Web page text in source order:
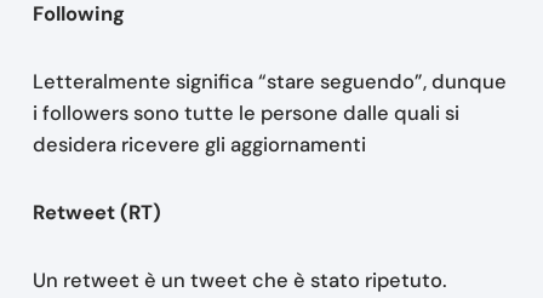
Following
Letteralmente significa “stare seguendo”, dunque
i followers sono tutte le persone dalle quali si
desidera ricevere gli aggiornamenti
Retweet (RT)
Un retweet è un tweet che è stato ripetuto.